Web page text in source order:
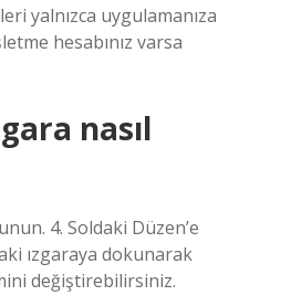
yalnızca uygulamanıza
hesabınız varsa
nasıl
4. Soldaki Düzen’e
ızgaraya dokunarak
değiştirebilirsiniz.